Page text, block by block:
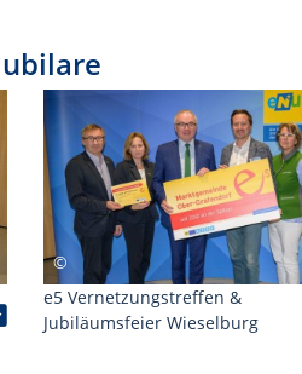
Bild vergrößern:
e5 Vernetzungstreffen &
Jubiläumsfeier Wieselburg